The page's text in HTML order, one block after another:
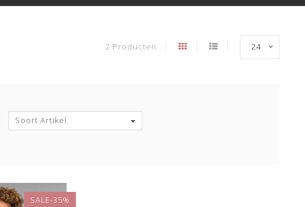
2 Producten 24
Soort Artikel
SALE-35%